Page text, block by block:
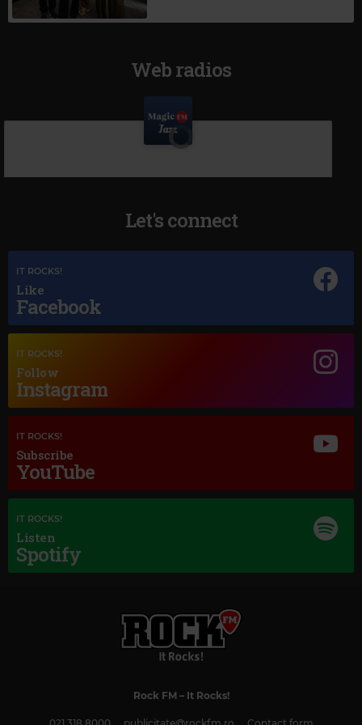
Web radios
ELLA FITZEGERALD & LOUIE ARMSTRONG–THE NEARNESS OF YOU
Let's connect
IT ROCKS!
Like
Facebook
IT ROCKS!
Follow
Instagram
IT ROCKS!
Subscribe
YouTube
IT ROCKS!
Listen
Spotify
Rock FM– It Rocks!